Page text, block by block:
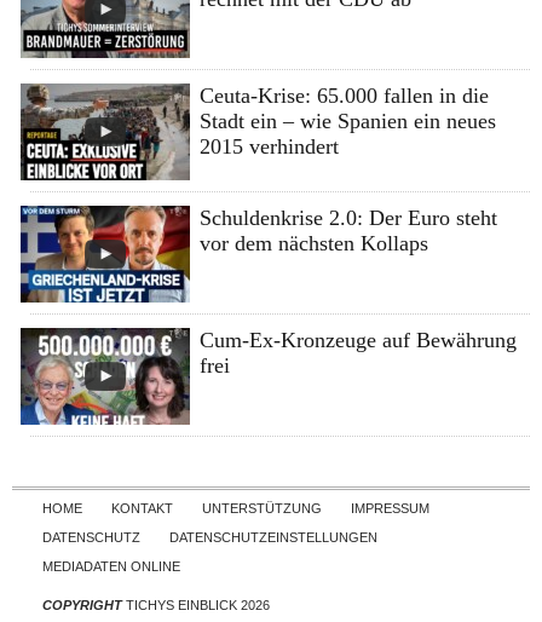
Ceuta-Krise: 65.000 fallen in die
Stadt ein – wie Spanien ein neues
2015 verhindert
Schuldenkrise 2.0: Der Euro steht
vor dem nächsten Kollaps
Cum-Ex-Kronzeuge auf Bewährung
frei
Skip to content
HOME KONTAKT UNTERSTÜTZUNG
IMPRESSUM
DATENSCHUTZ
DATENSCHUTZEINSTELLUNGEN
MEDIADATEN ONLINE
COPYRIGHTTICHYS EINBLICK 2026